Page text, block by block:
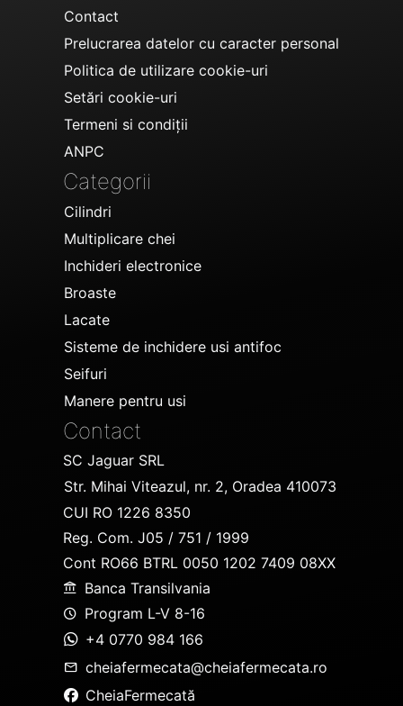
Contact
Prelucrarea datelor cu caracter personal
Politica de utilizare cookie-uri
Setări cookie-uri
Termeni si condiții
ANPC
Categorii
Cilindri
Multiplicare chei
Inchideri electronice
Broaste
Lacate
Sisteme de inchidere usi antifoc
Seifuri
Manere pentru usi
Contact
SC Jaguar SRL
Str. Mihai Viteazul, nr. 2, Oradea 410073
CUI RO 1226 8350
Reg. Com. J05 / 751 / 1999
Cont RO66 BTRL 0050 1202 7409 08XX
Banca Transilvania
Program L-V 8-16
+4 0770 984 166
cheiafermecata@cheiafermecata.ro
CheiaFermecată